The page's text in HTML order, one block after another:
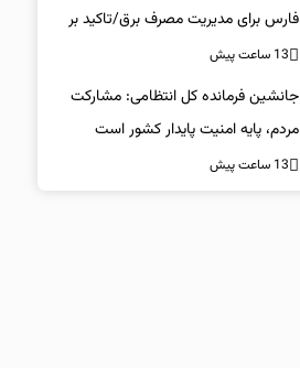
فارس برای مدیریت مصرف برق/تاکید بر
همراهی همگانی در پویش ۲۵ درجه
13 ساعت پیش
جانشین فرمانده کل انتظامی: مشارکت
مردم، پایه امنیت پایدار کشور است
13 ساعت پیش